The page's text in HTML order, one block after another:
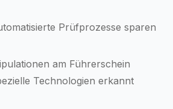
Prüfprozesse sparen
am Führerschein
Technologien erkannt